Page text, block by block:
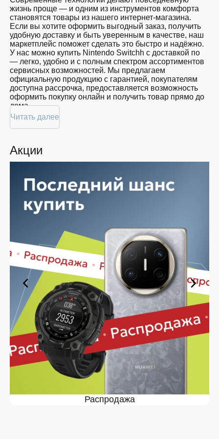
жизнь проще — и одним из инструментов комфорта
становятся товары из нашего интернет-магазина.
Если вы хотите оформить выгодный заказ, получить
удобную доставку и быть уверенным в качестве, наш
маркетплейс поможет сделать это быстро и надёжно.
У нас можно купить Nintendo Switchh с доставкой по
— легко, удобно и с полным спектром ассортиментов
сервисных возможностей. Мы предлагаем
официальную продукцию с гарантией, покупателям
доступна рассрочка, предоставляется возможность
оформить покупку онлайн и получить товар прямо до
дома.
Покупателям доступна покупка Nintendo Switchh по
привлекательной цене: мы регулярно обновляем
предоставляем большой выбор продукции. В нашем
магазине в вы всегда найдёте нужный продукт в
независимо от объема, с возможностью выполнить
бесплатную доставку.
Планируете покупку в рассрочку? У нас есть такая
услуга. Мы предлагаем удобные условия оплаты,
выберите нужную позицию, добавьте в корзину и
оформите заявку — купить Nintendo Switchh в вы
сможете в кратчайшие сроки.
Ассортимент Nintendo Switchh в
магазине iSpace в
На нашей торговой платформе представлен широкий
выбор продукции. Среди ассортимента, как новинки
рынка, так и проверенные временем модели. Каждый
продукт в каталоге соответствует стандартам
качества. Вы можете выбрать и заказать Nintendo
Switchh в в удобной конфигурации и с доступной
ценой.
Мы постоянно обновляем ассортимент, отслеживаем
наличие, поддерживаем актуальность информации,
касающейся цен и наличия. Благодаря этому клиенты
получают лучшие предложения и экономят своё
время. Преимущества покупки у нас:
Читать далее
Акции
Распродажа